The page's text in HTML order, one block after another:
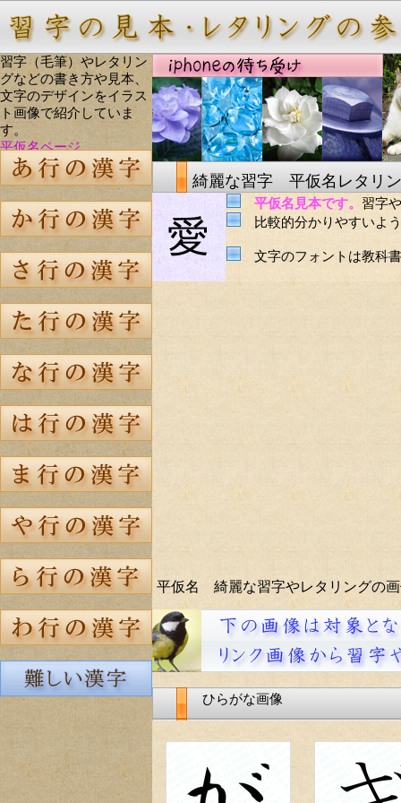
習字（毛筆）やレタリン
グなどの書き方や見本、
文字のデザインをイラス
ト画像で紹介していま
す。
平仮名ページ
綺麗な習字 平仮名レタリ
愛
平仮名見本です。 習字
比較的分かりやすいよ
文字のフォントは教科
平仮名 綺麗な習字やレタリングの
ひらがな画像